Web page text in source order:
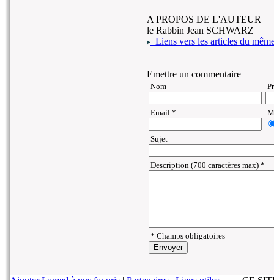
A PROPOS DE L'AUTEUR
le Rabbin Jean SCHWARZ
Liens vers les articles du
Emettre un commentaire
Nom
Email *
Sujet
Description (700 caractères max) *
* Champs obligatoires